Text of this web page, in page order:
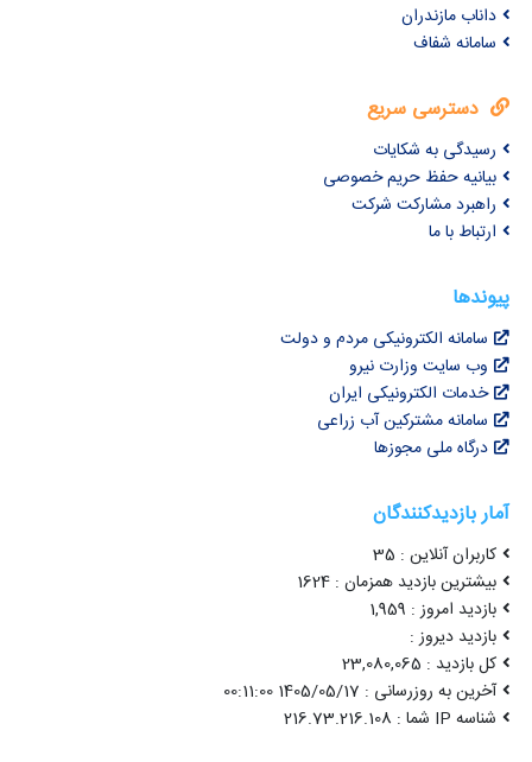
داناب مازندران
سامانه شفاف
دسترسی سریع
رسیدگی به شکایات
بیانیه حفظ حریم خصوصی
راهبرد مشارکت شرکت
ارتباط با ما
پیوندها
سامانه الکترونیکی مردم و دولت
وب سایت وزارت نیرو
خدمات الکترونیکی ایران
سامانه مشترکین آب زراعی
درگاه ملی مجوزها
آمار بازدیدکنندگان
کاربران آنلاین : 35
بیشترین بازدید همزمان : 1624
بازدید امروز : 1,959
بازدید دیروز :
کل بازدید : 23,080,065
آخرین به روزرسانی : 1405/05/17 00:11:00
شناسه IP شما : 216.73.216.108